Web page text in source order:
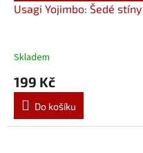
Usagi Yojimbo: Šedé stíny
Skladem
199 Kč
Do košíku